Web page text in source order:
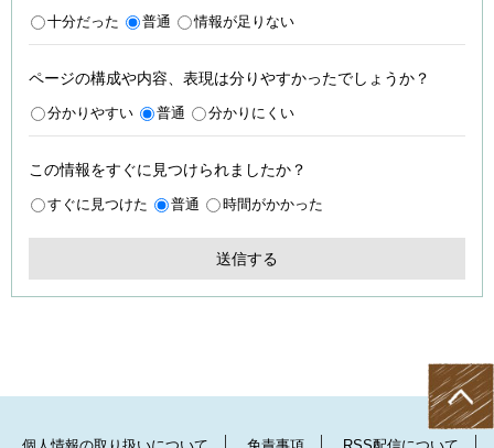
十分だった 普通 情報が足りない
ページの構成や内容、表現は分りやすかったでしょうか？
分かりやすい 普通 分かりにくい
この情報をすぐに見つけられましたか？
すぐに見つけた 普通 時間がかかった